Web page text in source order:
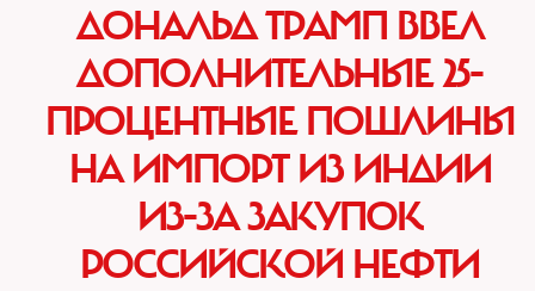
ДОНАЛЬД ТРАМП ВВЕЛ
ДОПОЛНИТЕЛЬНЫЕ 25-
ПРОЦЕНТНЫЕ ПОШЛИНЫ
НА ИМПОРТ ИЗ ИНДИИ
ИЗ-ЗА ЗАКУПОК
РОССИЙСКОЙ НЕФТИ